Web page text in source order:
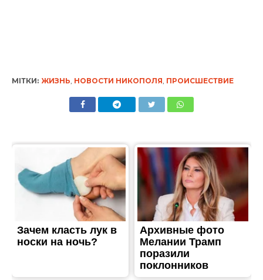
МІТКИ: ЖИЗНЬ НОВОСТИ НИКОПОЛЯ ПРОИСШЕСТВИЕ